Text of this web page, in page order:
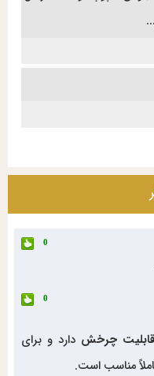
0
0
قابلیت چرخش دارد و برای
مناسب است.